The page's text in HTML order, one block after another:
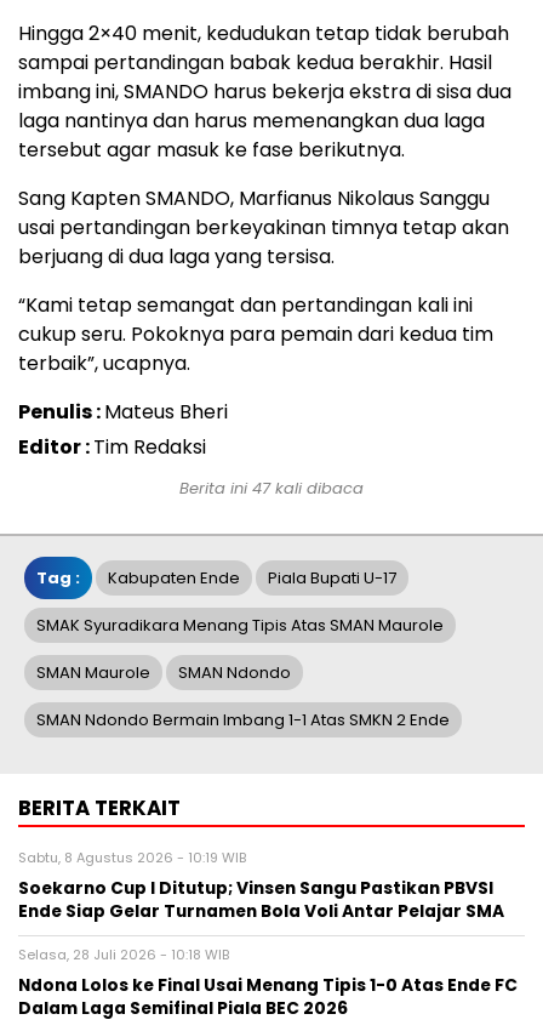
Hingga 2×40 menit, kedudukan tetap tidak berubah
sampai pertandingan babak kedua berakhir. Hasil
imbang ini, SMANDO harus bekerja ekstra di sisa dua
laga nantinya dan harus memenangkan dua laga
tersebut agar masuk ke fase berikutnya.
Sang Kapten SMANDO, Marfianus Nikolaus Sanggu
usai pertandingan berkeyakinan timnya tetap akan
berjuang di dua laga yang tersisa.
“Kami tetap semangat dan pertandingan kali ini
cukup seru. Pokoknya para pemain dari kedua tim
terbaik”, ucapnya.
Penulis :Mateus Bheri
Editor :Tim Redaksi
Berita ini 47 kali dibaca
Tag : Kabupaten Ende Piala Bupati U-17
SMAK Syuradikara Menang Tipis Atas SMAN Maurole
SMAN Maurole SMAN Ndondo
SMAN Ndondo Bermain Imbang 1-1 Atas SMKN 2 Ende
BERITA TERKAIT
Sabtu, 8 Agustus 2026 - 10:19 WIB
Soekarno Cup I Ditutup; Vinsen Sangu Pastikan PBVSI
Ende Siap Gelar Turnamen Bola Voli Antar Pelajar SMA
Selasa, 28 Juli 2026 - 10:18 WIB
Ndona Lolos ke Final Usai Menang Tipis 1-0 Atas Ende FC
Dalam Laga Semifinal Piala BEC 2026